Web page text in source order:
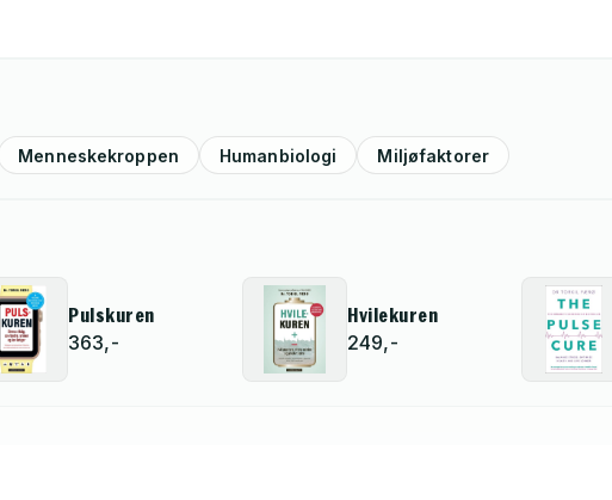
Menneskekroppen Humanbiologi Miljøfaktorer
Pulskuren
363,-
Hvilekuren
249,-